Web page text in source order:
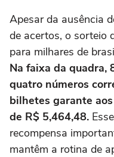
Apesar da ausência
de acertos, o sorteio
para milhares de
Na faixa da quadra,
quatro números
bilhetes garante
de R$ 5,464,48.
recompensa
mantêm a rotina de